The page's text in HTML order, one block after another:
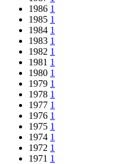
1986 1
1985 1
1984 1
1983 1
1982 1
1981 1
1980 1
1979 1
1978 1
1977 1
1976 1
1975 1
1974 1
1972 1
1971 1